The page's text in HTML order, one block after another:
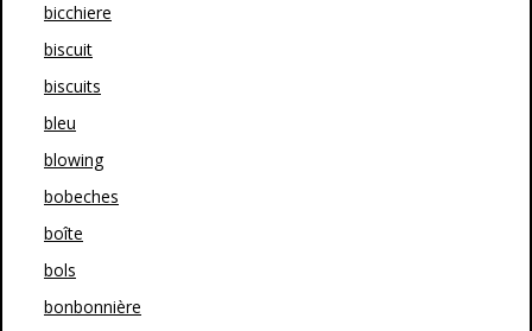
bicchiere
biscuit
biscuits
bleu
blowing
bobeches
boîte
bols
bonbonnière